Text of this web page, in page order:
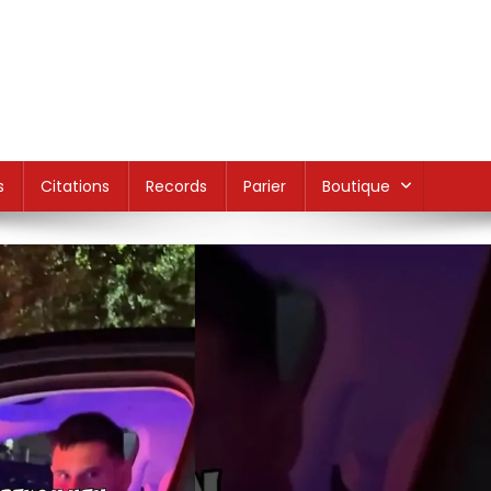
Citations Records Parier Boutique